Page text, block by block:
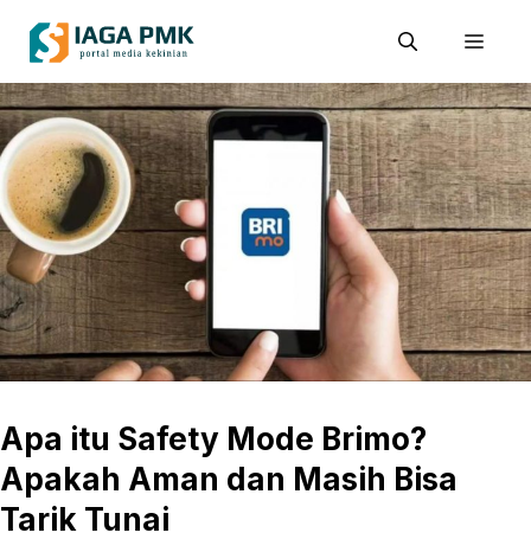
Apa itu Safety Mode Brimo?
Apakah Aman dan Masih Bisa
Tarik Tunai